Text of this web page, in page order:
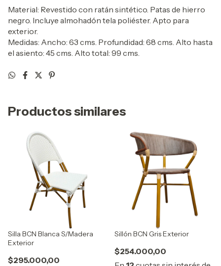
Material: Revestido con ratán sintético. Patas de hierro
negro. Incluye almohadón tela poliéster. Apto para
exterior.
Medidas: Ancho: 63 cms. Profundidad: 68 cms. Alto hasta
el asiento: 45 cms. Alto total: 99 cms.
Productos similares
Silla BCN Blanca S/Madera
Exterior
$295.000,00
Sillón BCN Gris Exterior
$254.000,00